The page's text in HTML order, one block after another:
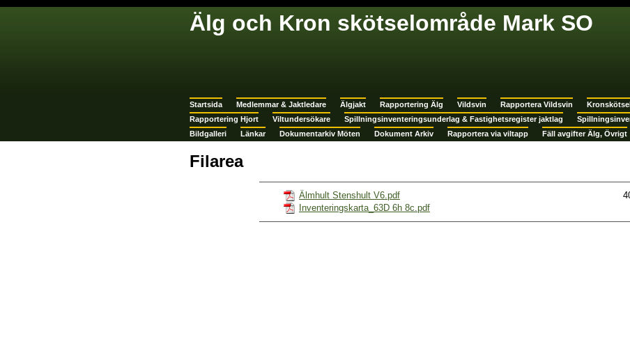
Älg och Kron skötselområde Mark SO
Startsida Medlemmar & Jaktledare Älgjakt Rapportering Älg Vildsvin Rapportera Vildsvin
Rapportering Hjort
Viltundersökare Spillningsinventeringsunderlag & Fastighetsregister jaktlag
Bildgalleri
Länkar Dokumentarkiv Möten Dokument Arkiv Rapportera via viltapp Fäll avgifter Älg, Övrigt
Filarea
Älmhult Stenshult V6.pdf
Inventeringskarta_63D 6h 8c.pdf